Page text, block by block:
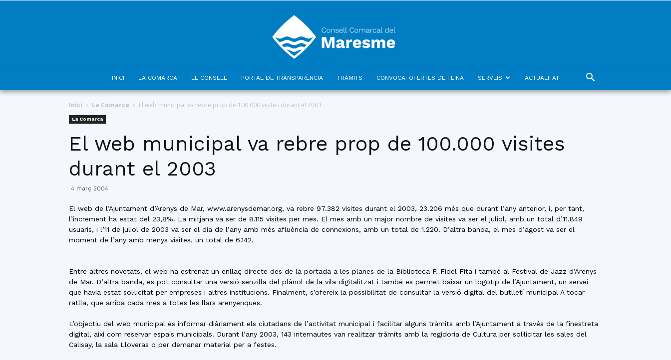
del
Maresme
INICI LA COMARCA EL CONSELL PORTAL DE TRANSPARÈNCIA TRÀMITS CONVOCA: OFERTES DE FEINA SERVEIS ACTUALITAT
Inici La Comarca El web municipal va rebre prop de 100.000 visites durant el 2003
La Comarca
El web municipal va rebre prop de 100.000 visites
durant el 2003
4 març 2004
El web de l’Ajuntament d’Arenys de Mar, www.arenysdemar.org, va rebre 97.382 visites durant el 2003, 23.206 més que durant l’any anterior, i, per tant,
l’increment ha estat del 23,8%. La mitjana va ser de 8.115 visites per mes. El mes amb un major nombre de visites va ser el juliol, amb un total d’11.849
usuaris, i l’11 de juliol de 2003 va ser el dia de l’any amb més afluència de connexions, amb un total de 1.220. D’altra banda, el mes d’agost va ser el
moment de l’any amb menys visites, un total de 6.142.
Entre altres novetats, el web ha estrenat un enllaç directe des de la portada a les planes de la Biblioteca P. Fidel Fita i també al Festival de Jazz d’Arenys
de Mar. D’altra banda, es pot consultar una versió senzilla del plànol de la vila digitalitzat i també es permet baixar un logotip de l’Ajuntament, un servei
que havia estat sol·licitat per empreses i altres institucions. Finalment, s’ofereix la possibilitat de consultar la versió digital del butlletí municipal A tocar
ratlla, que arriba cada mes a totes les llars arenyenques.
L’objectiu del web municipal és informar diàriament els ciutadans de l’activitat municipal i facilitar alguns tràmits amb l’Ajuntament a través de la finestreta
digital, així com reservar espais municipals. Durant l’any 2003, 143 internautes van realitzar tràmits amb la regidoria de Cultura per sol·licitar les sales del
Calisay, la sala Lloveras o per demanar material per a festes.